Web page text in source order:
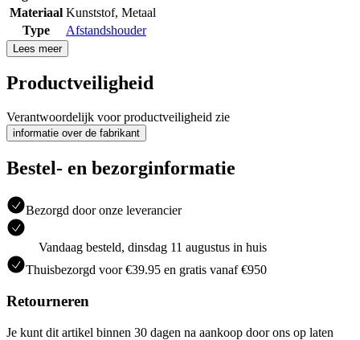
Materiaal Kunststof, Metaal
Type
Afstandshouder
Lees meer
Productveiligheid
Verantwoordelijk voor productveiligheid zie
informatie over de fabrikant
Bestel- en bezorginformatie
Bezorgd door onze leverancier
Vandaag besteld, dinsdag 11 augustus in huis
Thuisbezorgd voor €39.95 en gratis vanaf €950
Retourneren
Je kunt dit artikel binnen 30 dagen na aankoop door ons op laten